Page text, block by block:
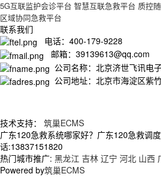
5G互联监护会诊平台 智慧互联急救平台 质控
区域协同急救平台
联系我们
电话：400-179-9228
邮箱：39139613@qq.com
公司名称：北京济世飞讯电
公司地址：北京市海淀区紫
技术支持： 筑巢ECMS
广东120急救系统哪家好？广东120急救调
话:13837151820
热门城市推广: 黑龙江 吉林 辽宁 河北 山西
Powered by筑巢ECMS